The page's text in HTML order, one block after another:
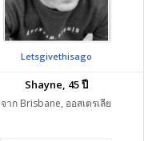
Letsgivethisago
Shayne, 45 ปี
จาก Brisbane, ออสเตรเลีย